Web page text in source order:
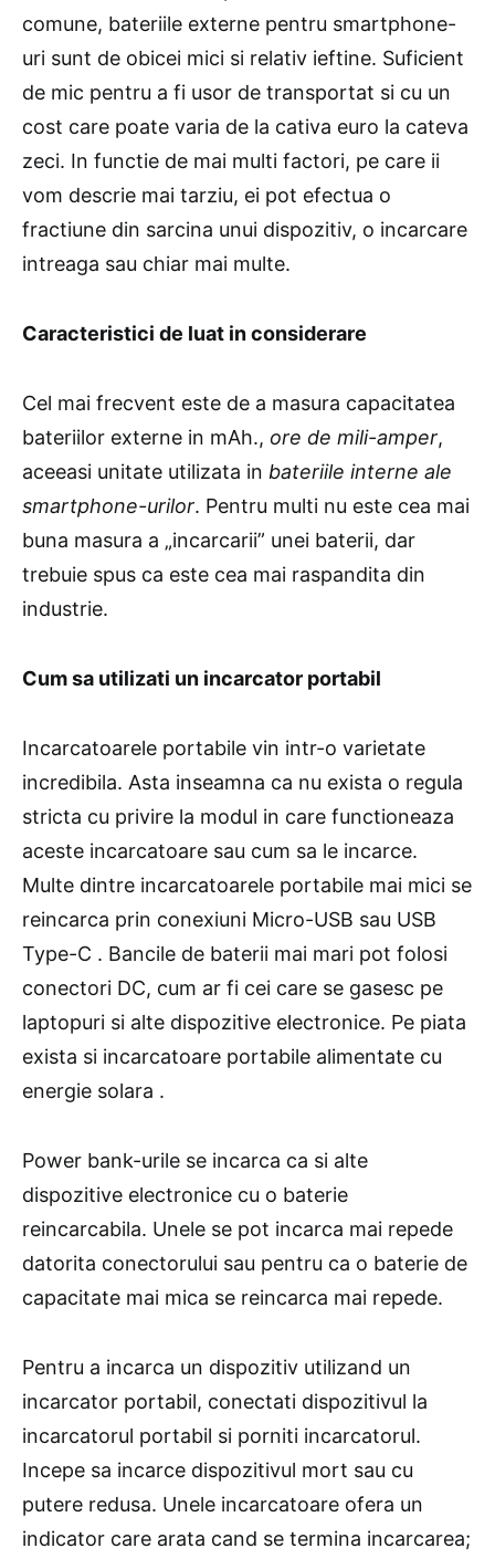
comune, bateriile externe pentru smartphone-
uri sunt de obicei mici si relativ ieftine. Suficient
de mic pentru a fi usor de transportat si cu un
cost care poate varia de la cativa euro la cateva
zeci. In functie de mai multi factori, pe care ii
vom descrie mai tarziu, ei pot efectua o
fractiune din sarcina unui dispozitiv, o incarcare
intreaga sau chiar mai multe.
Caracteristici de luat in considerare
Cel mai frecvent este de a masura capacitatea
bateriilor externe in mAh., ore de mili-amper,
aceeasi unitate utilizata in bateriile interne ale
smartphone-urilor. Pentru multi nu este cea mai
buna masura a „incarcarii” unei baterii, dar
trebuie spus ca este cea mai raspandita din
industrie.
Cum sa utilizati un incarcator portabil
Incarcatoarele portabile vin intr-o varietate
incredibila. Asta inseamna ca nu exista o regula
stricta cu privire la modul in care functioneaza
aceste incarcatoare sau cum sa le incarce.
Multe dintre incarcatoarele portabile mai mici se
reincarca prin conexiuni Micro-USB sau USB
Type-C . Bancile de baterii mai mari pot folosi
conectori DC, cum ar fi cei care se gasesc pe
laptopuri si alte dispozitive electronice. Pe piata
exista si incarcatoare portabile alimentate cu
energie solara .
Power bank-urile se incarca ca si alte
dispozitive electronice cu o baterie
reincarcabila. Unele se pot incarca mai repede
datorita conectorului sau pentru ca o baterie de
capacitate mai mica se reincarca mai repede.
Pentru a incarca un dispozitiv utilizand un
incarcator portabil, conectati dispozitivul la
incarcatorul portabil si porniti incarcatorul.
Incepe sa incarce dispozitivul mort sau cu
putere redusa. Unele incarcatoare ofera un
indicator care arata cand se termina incarcarea;